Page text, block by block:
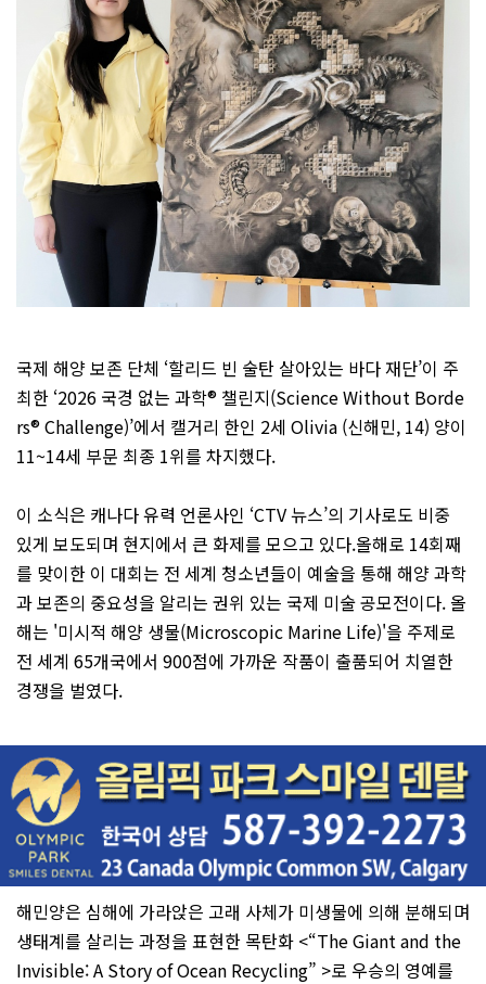
국제 해양 보존 단체 ‘할리드 빈 술탄 살아있는 바다 재단’이 주
최한 ‘2026 국경 없는 과학® 챌린지(Science Without Borde
rs® Challenge)’에서 캘거리 한인 2세 Olivia (신해민, 14) 양이
11~14세 부문 최종 1위를 차지했다.
이 소식은 캐나다 유력 언론사인 ‘CTV 뉴스’의 기사로도 비중
있게 보도되며 현지에서 큰 화제를 모으고 있다.올해로 14회째
를 맞이한 이 대회는 전 세계 청소년들이 예술을 통해 해양 과학
과 보존의 중요성을 알리는 권위 있는 국제 미술 공모전이다. 올
해는 '미시적 해양 생물(Microscopic Marine Life)'을 주제로
전 세계 65개국에서 900점에 가까운 작품이 출품되어 치열한
경쟁을 벌였다.
해민양은 심해에 가라앉은 고래 사체가 미생물에 의해 분해되며
생태계를 살리는 과정을 표현한 목탄화 <“The Giant and the
Invisible: A Story of Ocean Recycling” >로 우승의 영예를